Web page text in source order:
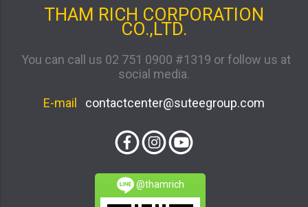
THAM RICH CORPORATION
CO.,LTD.
You can call us 02 751 0900 #1319 or follow us at
social media.
E-mail contactcenter@suteegroup.com
@thamrich